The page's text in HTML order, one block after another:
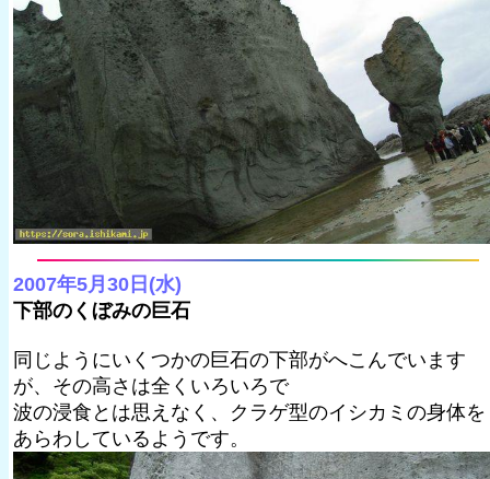
2007年5月30日(水)
下部のくぼみの巨石
同じようにいくつかの巨石の下部がへこんでいます
が、その高さは全くいろいろで
波の浸食とは思えなく、クラゲ型のイシカミの身体を
あらわしているようです。